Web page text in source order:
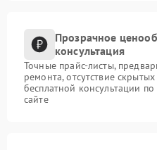
Прозрачное
консультация
Точные прайс-листы,
ремонта, отсутствие
бесплатной консультации
сайте